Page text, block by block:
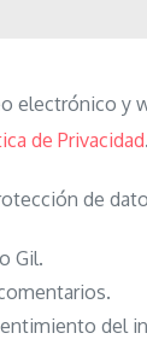
electrónico y
de Privacidad.
de
Gil.
del